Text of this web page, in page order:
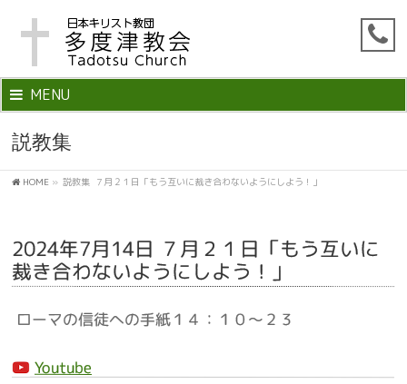
MENU
説教集
HOME » 説教集 ７月２１日「もう互いに裁き合わないようにしよう！」
2024年7月14日 ７月２１日「もう互いに
裁き合わないようにしよう！」
ローマの信徒への手紙１４：１０～２３
Youtube